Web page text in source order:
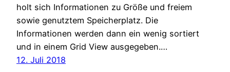
holt sich Informationen zu Größe und freiem
sowie genutztem Speicherplatz. Die
Informationen werden dann ein wenig sortiert
und in einem Grid View ausgegeben.…
12. Juli 2018